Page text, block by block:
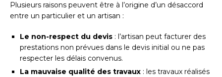
Plusieurs raisons peuvent être à l’origine d’un désaccord
entre un particulier et un artisan :
Le non-respect du devis : l’artisan peut facturer des
prestations non prévues dans le devis initial ou ne pas
respecter les délais convenus.
La mauvaise qualité des travaux : les travaux réalisés